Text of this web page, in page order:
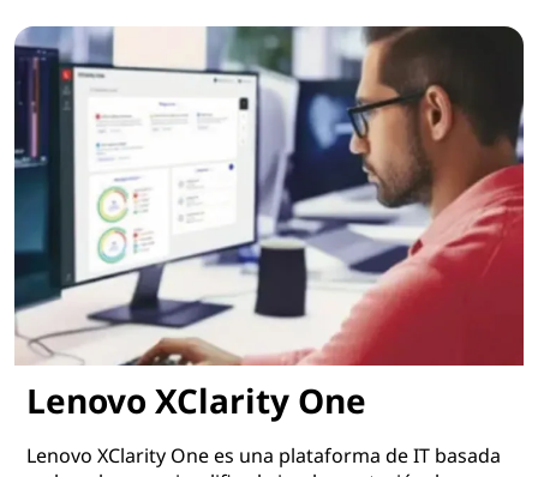
Lenovo XClarity One
Lenovo XClarity One es una plataforma de IT basada